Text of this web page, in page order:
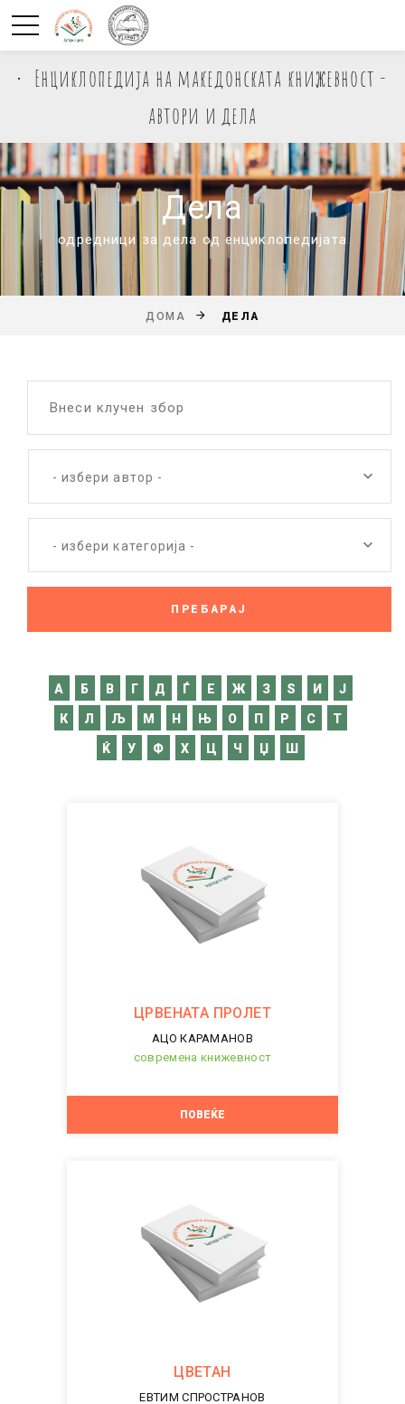
Енциклопедија на македонската книжевност -
автори и дела
Дела
одредници за дела од енциклопедијата
ДОМА ДЕЛА
Внеси клучен збор
- избери автор -
- избери категорија -
A Б В Г Д Ѓ Е Ж З Ѕ И Ј
К Л Љ М Н Њ О П Р С Т
Ќ У Ф Х Ц Ч Џ Ш
ЦРВЕНАТА ПРОЛЕТ
АЦО КАРАМАНОВ
современа книжевност
ПОВЕЌЕ
ЦВЕТАН
ЕВТИМ СПРОСТРАНОВ